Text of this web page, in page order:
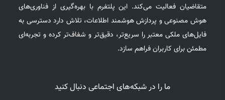
متقاضیان فعالیت می‌کند. این پلتفرم با بهره‌گیری از فناوری‌های
هوش مصنوعی و پردازش هوشمند اطلاعات، تلاش دارد دسترسی به
فایل‌های ملکی معتبر را سریع‌تر، دقیق‌تر و شفاف‌تر کرده و تجربه‌ای
مطمئن برای کاربران فراهم سازد.
ما را در شبکه‌های اجتماعی دنبال کنید